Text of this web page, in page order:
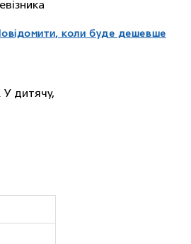
коли буде дешевше
У дитячу,